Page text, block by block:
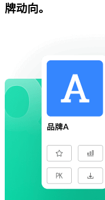
牌动向。